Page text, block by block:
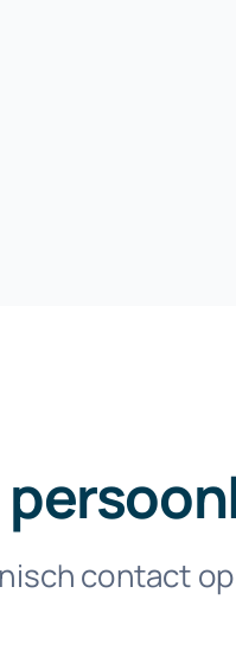
contact